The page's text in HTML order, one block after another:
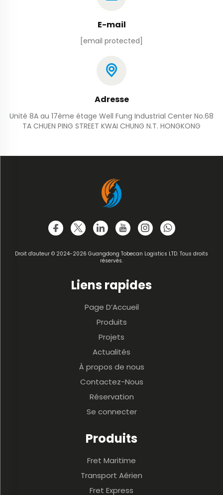
E-mail
[email protected]
Adresse
Unité 8A au 17ème étage Well Fung Industrial Center No.68
TA CHUEN PING STREET KWAI CHUNG N.T. HONGKONG
Droit d'auteur © 2024-2026 Guangdong Tobecan Logistics LTD. Tous droits
réservés.
Liens rapides
Page D’Accueil
Produits
Projets
Actualités
À propos de nous
Contactez-Nous
Réservation
Se connecter
Produits
Fret Maritime
Transport Aérien
Fret Express